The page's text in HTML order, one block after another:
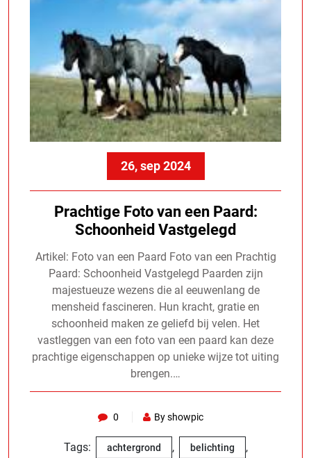
26, sep 2024
Prachtige Foto van een Paard:
Schoonheid Vastgelegd
Artikel: Foto van een Paard Foto van een Prachtig
Paard: Schoonheid Vastgelegd Paarden zijn
majestueuze wezens die al eeuwenlang de
mensheid fascineren. Hun kracht, gratie en
schoonheid maken ze geliefd bij velen. Het
vastleggen van een foto van een paard kan deze
prachtige eigenschappen op unieke wijze tot uiting
brengen.…
0 By showpic
Tags: achtergrond , belichting ,